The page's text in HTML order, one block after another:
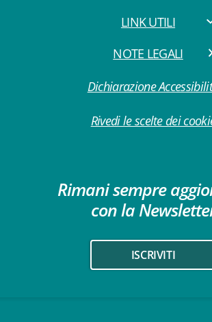
LINK UTILI
NOTE LEGALI
Dichiarazione
Rivedi le scelte dei
Rimani sempre
con la
ISCRIVITI